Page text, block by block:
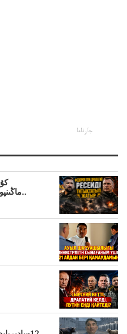
جارناما
ماڭىنپوكروۆسكاپ، درون ماڭىنداعىنە ج..